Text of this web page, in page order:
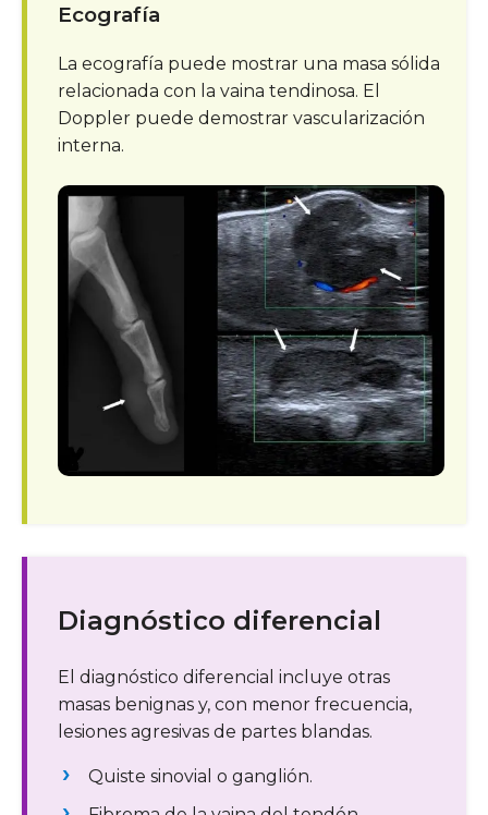
Ecografía
La ecografía puede mostrar una masa sólida
relacionada con la vaina tendinosa. El
Doppler puede demostrar vascularización
interna.
Diagnóstico diferencial
El diagnóstico diferencial incluye otras
masas benignas y, con menor frecuencia,
lesiones agresivas de partes blandas.
Quiste sinovial o ganglión.